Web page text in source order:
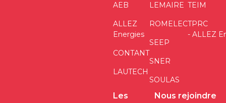
AEB
ALLEZ
Energies
CONTANT
LAUTECH
LEMAIRE
ROMELEC
SEEP
SNER
SOULAS
TEIM
TPRC
- ALLEZ
Les
Nous rejoindre